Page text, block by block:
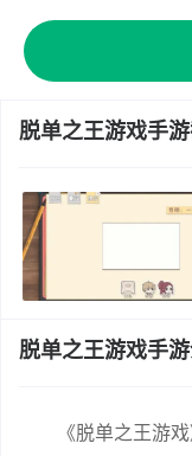
脱单之王游戏手
脱单之王游戏手
《脱单之王游